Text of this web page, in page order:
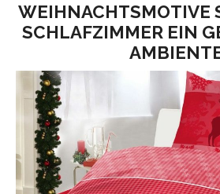
WEIHNACHTSMOTIVE
SCHLAFZIMMER EIN